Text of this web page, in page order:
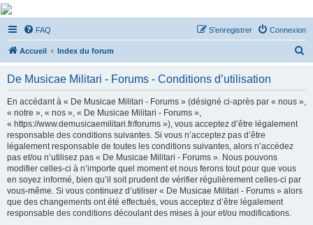
De Musicae Militari -
Forums
Forums de discussions
FAQ Connexion
S’enregistrer
Accueil Index du forum
De Musicae Militari - Forums - Conditions d’utilisation
En accédant à « De Musicae Militari - Forums » (désigné ci-après par « nous »,
« notre », « nos », « De Musicae Militari - Forums »,
« https://www.demusicaemilitari.fr/forums »), vous acceptez d’être légalement
responsable des conditions suivantes. Si vous n’acceptez pas d’être
légalement responsable de toutes les conditions suivantes, alors n’accédez
pas et/ou n’utilisez pas « De Musicae Militari - Forums ». Nous pouvons
modifier celles-ci à n’importe quel moment et nous ferons tout pour que vous
en soyez informé, bien qu’il soit prudent de vérifier régulièrement celles-ci par
vous-même. Si vous continuez d’utiliser « De Musicae Militari - Forums » alors
que des changements ont été effectués, vous acceptez d’être légalement
responsable des conditions découlant des mises à jour et/ou modifications.